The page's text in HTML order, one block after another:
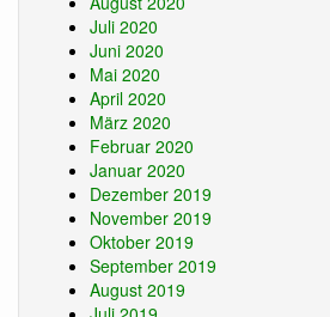
Juli 2020
Juni 2020
Mai 2020
April 2020
März 2020
Februar 2020
Januar 2020
Dezember 2019
November 2019
Oktober 2019
September 2019
August 2019